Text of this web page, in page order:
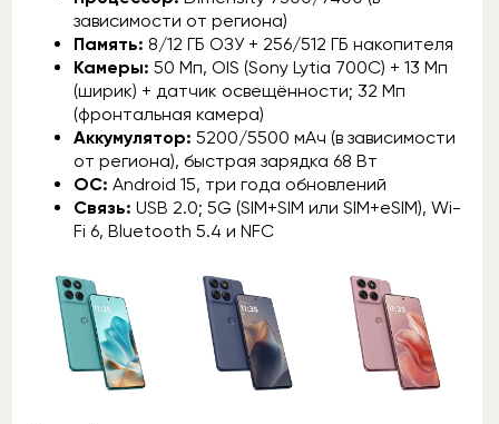
зависимости от региона)
Память: 8/12 ГБ ОЗУ + 256/512 ГБ накопителя
Камеры: 50 Мп, OIS (Sony Lytia 700C) + 13 Мп
(ширик) + датчик освещённости; 32 Мп
(фронтальная камера)
Аккумулятор: 5200/5500 мАч (в зависимости
от региона), быстрая зарядка 68 Вт
ОС: Android 15, три года обновлений
Связь: USB 2.0; 5G (SIM+SIM или SIM+eSIM), Wi-
Fi 6, Bluetooth 5.4 и NFC